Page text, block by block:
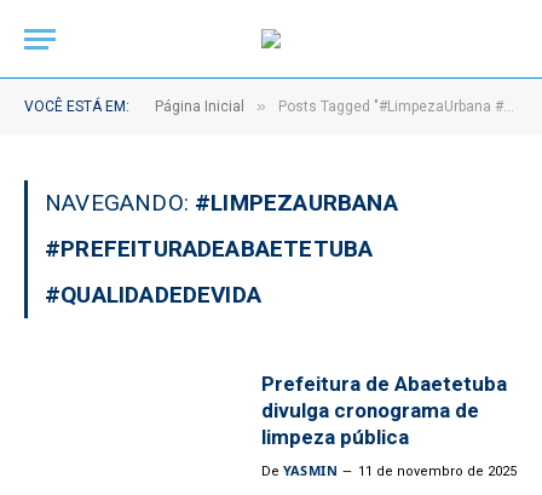
VOCÊ ESTÁ EM: Página Inicial » Posts Tagged "#LimpezaUrbana #PrefeituraDeAbaetetuba #QualidadeDeVida"
NAVEGANDO: #LIMPEZAURBANA
#PREFEITURADEABAETETUBA
#QUALIDADEDEVIDA
Prefeitura de Abaetetuba
divulga cronograma de
limpeza pública
De YASMIN 11 de novembro de 2025